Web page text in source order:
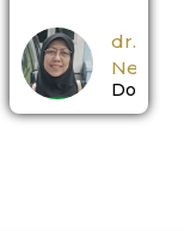
dr.
Nerina
Dokter